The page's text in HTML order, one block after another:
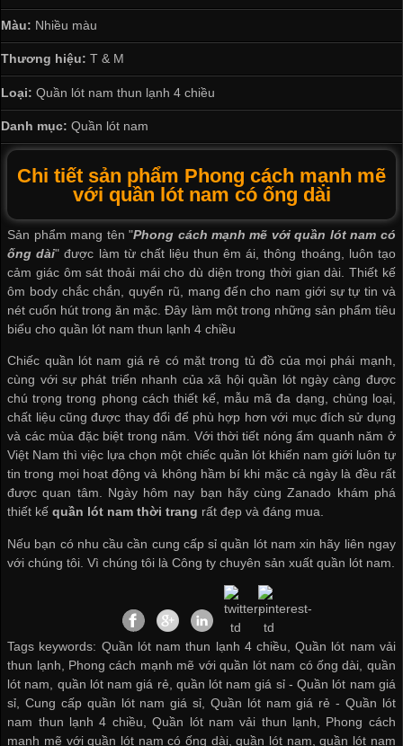
Màu: Nhiều màu
Thương hiệu: T & M
Loại: Quần lót nam thun lạnh 4 chiều
Danh mục: Quần lót nam
Chi tiết sản phẩm Phong cách mạnh mẽ
với quần lót nam có ống dài
Sản phẩm mang tên "Phong cách mạnh mẽ vớiquần lót nam có
ống dài" được làm từ chất liệu thun êm ái, thông thoáng, luôn tạo
cảm giác ôm sát thoải mái cho dù diện trong thời gian dài. Thiết kế
ôm body chắc chắn, quyến rũ, mang đến cho nam giới sự tự tin và
nét cuốn hút trong ăn mặc. Đây làm một trong những sản phẩm tiêu
biểu choquần lót nam thun lạnh 4 chiều
Chiếc quần lót nam giá rẻ có mặt trong tủ đồ của mọi phái mạnh,
cùng với sự phát triển nhanh của xã hội quần lót ngày càng được
chú trọng trong phong cách thiết kế, mẫu mã đa dạng, chủng loại,
chất liệu cũng được thay đổi để phù hợp hơn với mục đích sử dụng
và các mùa đặc biệt trong năm. Với thời tiết nóng ẩm quanh năm ở
Việt Nam thì việc lựa chọn một chiếc quần lót khiến nam giới luôn tự
tin trong mọi hoạt động và không hầm bí khi mặc cả ngày là đều rất
được quan tâm. Ngày hôm nay bạn hãy cùng Zanado khám phá
thiết kếquần lót nam thời trang rất đẹp và đáng mua.
Nếu bạn có nhu cầu cần cung cấp sỉ quần lót nam xin hãy liên ngay
với chúng tôi. Vì chúng tôi làCông ty chuyên sản xuất quần lót nam
Tags keywords: Quần lót nam thun lạnh 4 chiều, Quần lót nam vải
thun lạnh, Phong cách mạnh mẽ với quần lót nam có ống dài, quần
lót nam, quần lót nam giá rẻ, quần lót nam giá sỉ -Quần lót nam giá
sỉ ,Cung cấp quần lót nam giá sỉ Quần lót nam giá rẻ - Quần lót
nam thun lạnh 4 chiều ,Quần lót nam vải thun lạnh
Phong cách
mạnh mẽ với quần lót nam có ống dài,quần lót nam ,quần lót nam